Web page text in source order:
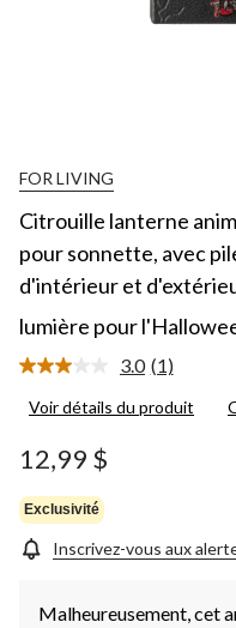
FOR LIVING
Citrouille lanterne
pour sonnette, avec
d'intérieur et
lumière pour
3.0 Lire
(1)
Voir détails du produit
12,99 $
Exclusivité
Inscrivez-vous aux
Malheureusement, cet